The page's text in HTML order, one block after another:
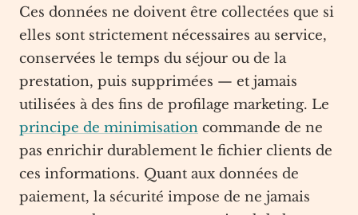
Ces données ne doivent être collectées que si
elles sont strictement nécessaires au service,
conservées le temps du séjour ou de la
prestation, puis supprimées — et jamais
utilisées à des fins de profilage marketing. Le
principe de minimisation commande de ne
pas enrichir durablement le fichier clients de
ces informations. Quant aux données de
paiement, la sécurité impose de ne jamais